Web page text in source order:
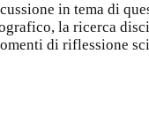
in tema di
la ricerca
di riflessione